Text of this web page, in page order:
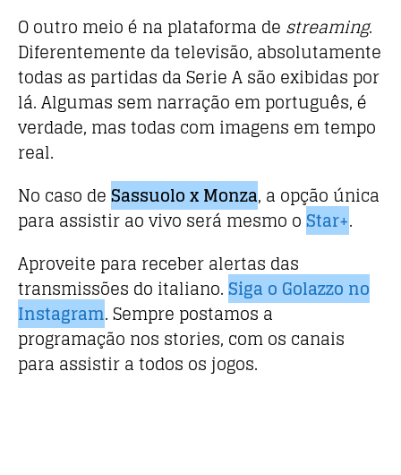
O outro meio é na plataforma de streaming.
Diferentemente da televisão, absolutamente
todas as partidas da Serie A são exibidas por
lá. Algumas sem narração em português, é
verdade, mas todas com imagens em tempo
real.
No caso deSassuolo x Monza, a opção única
para assistir ao vivo será mesmo o Star+.
Aproveite para receber alertas das
transmissões do italiano. Siga o Golazzo no
Instagram. Sempre postamos a
programação nos stories, com os canais
para assistir a todos os jogos.